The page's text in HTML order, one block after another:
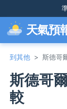
天氣預
到其他 > 斯德哥
斯德哥
較